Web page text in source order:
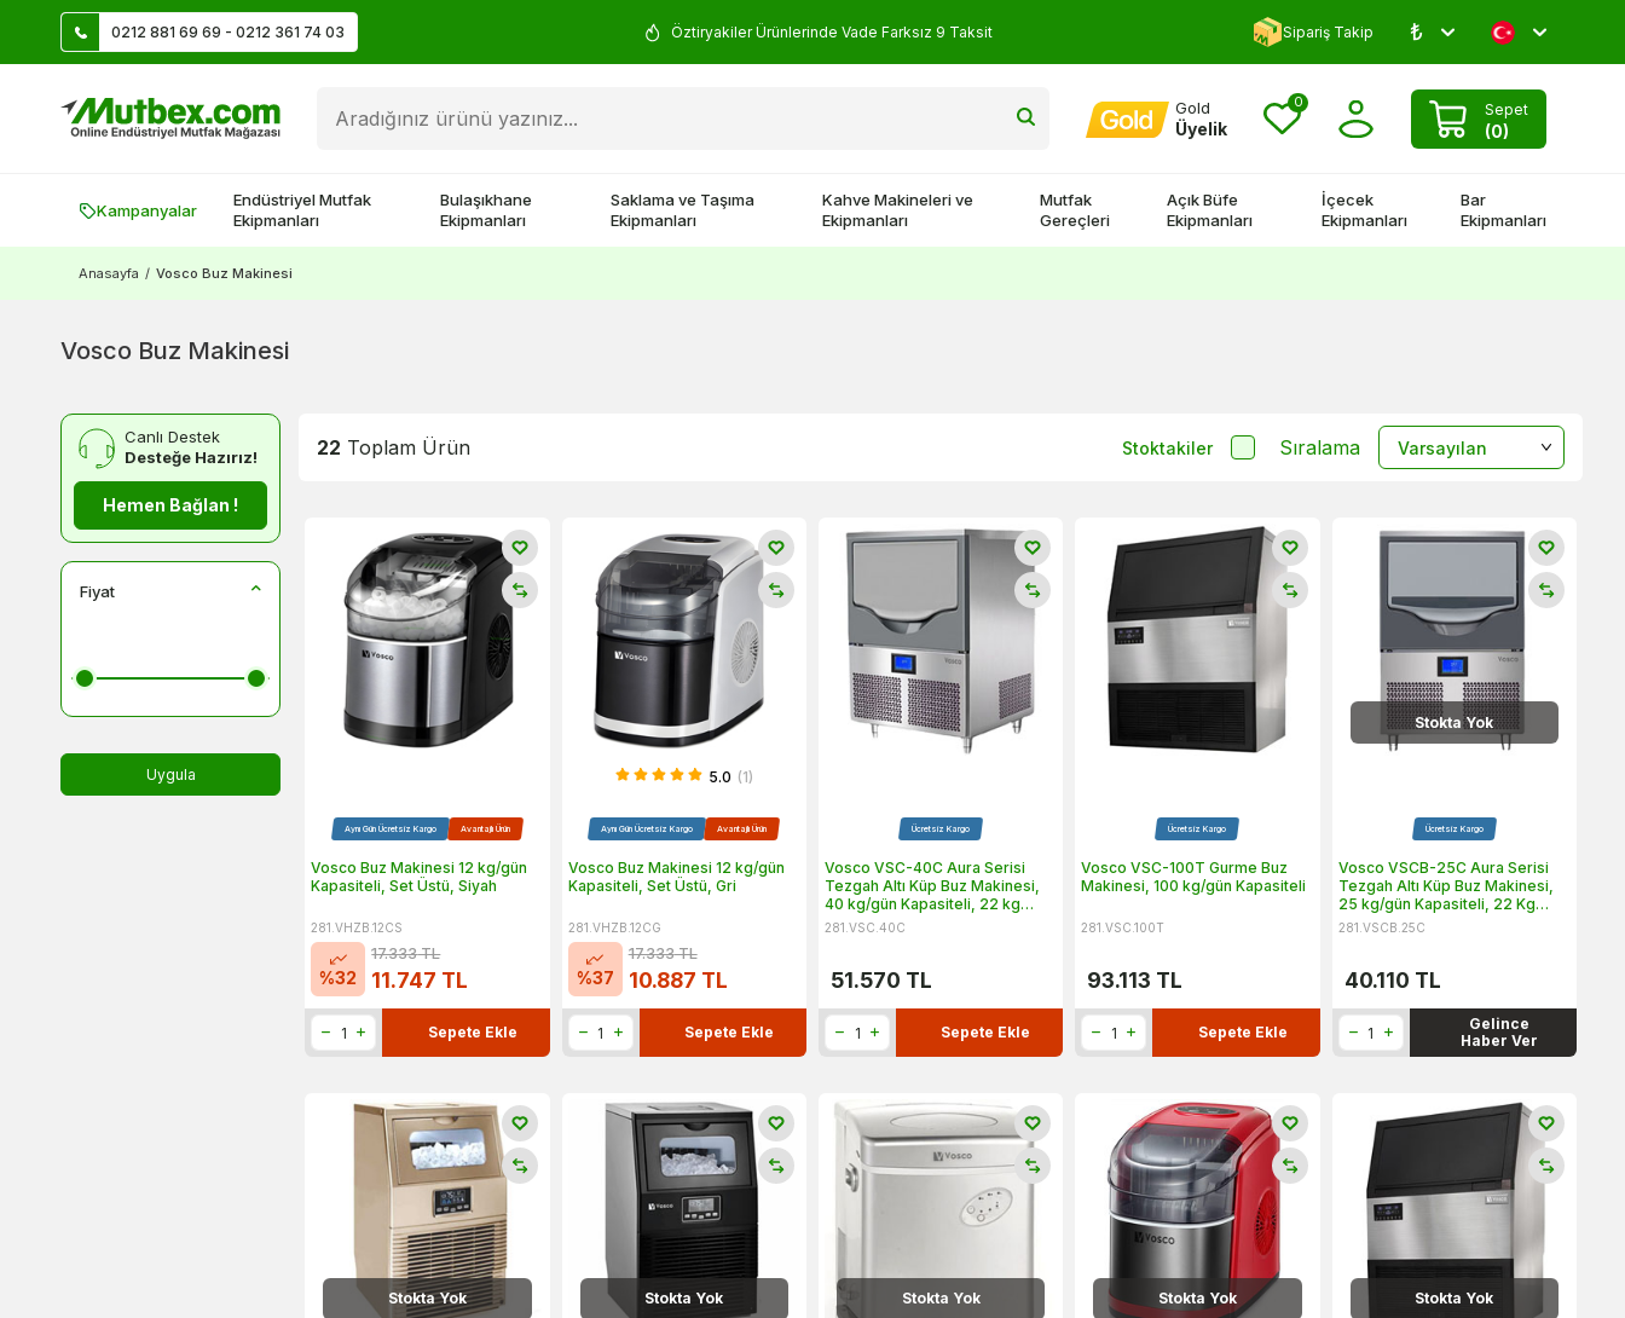
0212 881 69 69 - 0212 361 74 03Üye Ol İlk Siparişte 500 TL Kazan! Öztiryakiler Ürünlerinde Vade Farksız 9 Taksit Yorum Yap 500 TL Kazan!
Sipariş Takip ₺
Gold
Üyelik
0 Sepet
(0)
Kampanyalar
Endüstriyel Mutfak
Ekipmanları
Bulaşıkhane
Ekipmanları
Saklama ve Taşıma
Ekipmanları
Kahve Makineleri ve
Ekipmanları
Mutfak
Gereçleri
Açık Büfe
Ekipmanları
İçecek
Ekipmanları
Bar
Ekipmanları
Anasayfa / Vosco Buz Makinesi
Vosco Buz Makinesi
Canlı Destek
Desteğe Hazırız!
Hemen Bağlan !
Fiyat
Uygula
22 Toplam Ürün Stoktakiler Sıralama
Aynı Gün Ücretsiz Kargo Avantajlı Ürün
Vosco Buz Makinesi 12 kg/gün
Kapasiteli, Set Üstü, Siyah
281.VHZB.12CS
%32
17.333TL
11.747 TL
Sepete Ekle
5.0 (1)
Aynı Gün Ücretsiz Kargo Avantajlı Ürün
Vosco Buz Makinesi 12 kg/gün
Kapasiteli, Set Üstü, Gri
281.VHZB.12CG
%37
17.333TL
10.887 TL
Sepete Ekle
Ücretsiz Kargo
Vosco VSC-40C Aura Serisi
Tezgah Altı Küp Buz Makinesi,
40 kg/gün Kapasiteli, 22 kg
Saklama Hazneli
281.VSC.40C
51.570 TL
Sepete Ekle
Ücretsiz Kargo
Vosco VSC-100T Gurme Buz
Makinesi, 100 kg/gün Kapasiteli
281.VSC.100T
93.113 TL
Sepete Ekle
Stokta Yok
Ücretsiz Kargo
Vosco VSCB-25C Aura Serisi
Tezgah Altı Küp Buz Makinesi,
25 kg/gün Kapasiteli, 22 Kg
Saklama Hazneli
281.VSCB.25C
40.110 TL
Gelince
Haber Ver
Stokta Yok Stokta Yok Stokta Yok Stokta Yok Stokta Yok